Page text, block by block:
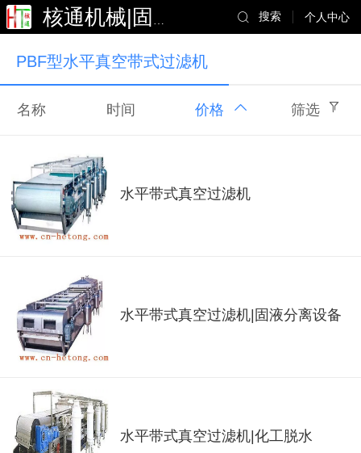
核通机械|固液分离 个人中心
搜索
PBF型水平真空带式过滤机
名称 时间 价格 筛选
水平带式真空过滤机
水平带式真空过滤机|固液分离设备
水平带式真空过滤机|化工脱水